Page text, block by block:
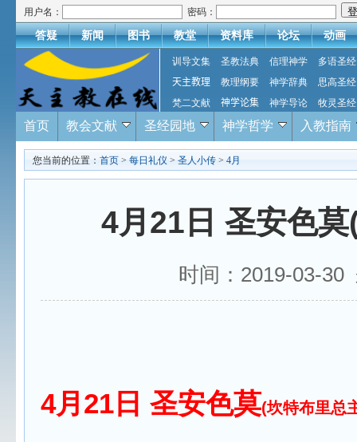
用户名： 密码：
答疑 新闻 图书 教堂 资料库 论坛 动画
训导文集 圣教法典 信理神学
多语圣经
天主教理
教理纲要 神学辞典
思高圣经
梵二文献
神学论集 神学导论 牧灵圣经
首页 教会文献 圣经园地 神学哲学 入教指南
您当前的位置： 首页 > 每日礼仪 > 圣人小传 > 4月
4月21日 圣安色
时间：2019-03-
4月21日 圣安色莫(坎特布里总